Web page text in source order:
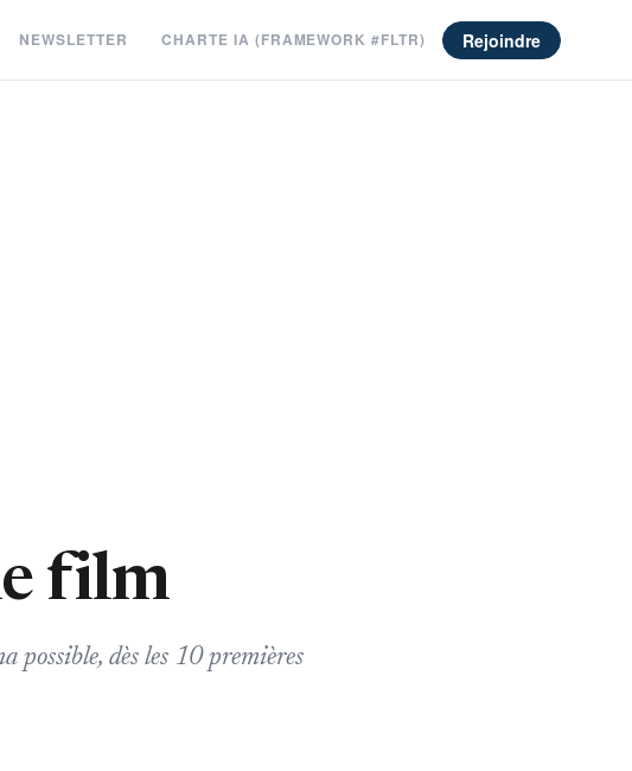
NEWSLETTER CHARTE IA (FRAMEWORK #FLTR) Rejoindre
film
possible, dès les 10 premières